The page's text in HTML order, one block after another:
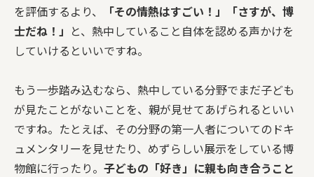
を評価するより、
「その情熱はすごい！」「さすが、博
士だね！」 と、熱中していること自体を認める声かけを
していけるといいですね。
もう一歩踏み込むなら、熱中している分野でまだ子ども
が見たことがないことを、親が見せてあげられるといい
ですね。たとえば、その分野の第一人者についてのドキ
ュメンタリーを見せたり、めずらしい展示をしている博
物館に行ったり。 子どもの「好き」に親も向き合うこと